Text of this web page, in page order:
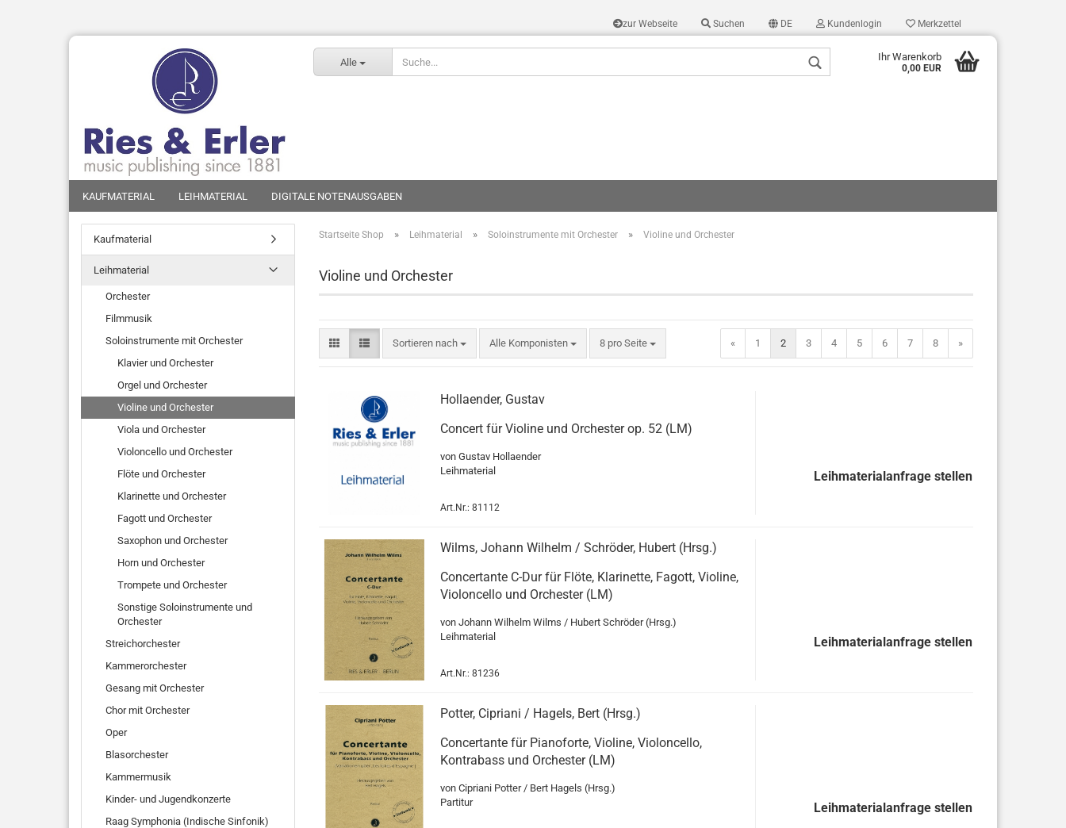
zur Webseite Suchen DE Kundenlogin Merkzettel
Alle Ihr Warenkorb
0,00 EUR
KAUFMATERIAL LEIHMATERIAL DIGITALE NOTENAUSGABEN
Startseite Shop » Leihmaterial » Soloinstrumente mit Orchester » Violine und Orchester
Violine und Orchester
Sortieren nach Alle Komponisten 8 pro Seite « 1 2 3 4 5 6 7 8 »
Hollaender, Gustav
Concert für Violine und Orchester op. 52 (LM)
von Gustav Hollaender
Leihmaterial
Art.Nr.: 81112
Leihmaterialanfrage stellen
Wilms, Johann Wilhelm / Schröder, Hubert (Hrsg.)
Concertante C-Dur für Flöte, Klarinette, Fagott, Violine,
Violoncello und Orchester (LM)
von Johann Wilhelm Wilms / Hubert Schröder (Hrsg.)
Leihmaterial
Art.Nr.: 81236
Leihmaterialanfrage stellen
Potter, Cipriani / Hagels, Bert (Hrsg.)
Concertante für Pianoforte, Violine, Violoncello,
Kontrabass und Orchester (LM)
von Cipriani Potter / Bert Hagels (Hrsg.)
Partitur
Leihmaterialanfrage stellen
Kaufmaterial
Leihmaterial
Orchester
Filmmusik
Soloinstrumente mit Orchester
Klavier und Orchester
Orgel und Orchester
Violine und Orchester
Viola und Orchester
Violoncello und Orchester
Flöte und Orchester
Klarinette und Orchester
Fagott und Orchester
Saxophon und Orchester
Horn und Orchester
Trompete und Orchester
Sonstige Soloinstrumente und
Orchester
Streichorchester
Kammerorchester
Gesang mit Orchester
Chor mit Orchester
Oper
Blasorchester
Kammermusik
Kinder- und Jugendkonzerte
Raag Symphonia (Indische Sinfonik)